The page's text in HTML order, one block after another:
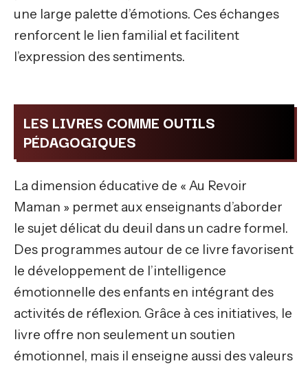
une large palette d’émotions. Ces échanges
renforcent le lien familial et facilitent
l’expression des sentiments.
LES LIVRES COMME OUTILS
PÉDAGOGIQUES
La dimension éducative de « Au Revoir
Maman » permet aux enseignants d’aborder
le sujet délicat du deuil dans un cadre formel.
Des programmes autour de ce livre favorisent
le développement de l’intelligence
émotionnelle des enfants en intégrant des
activités de réflexion. Grâce à ces initiatives, le
livre offre non seulement un soutien
émotionnel, mais il enseigne aussi des valeurs